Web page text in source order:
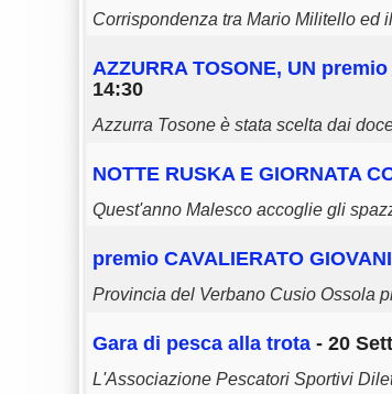
Corrispondenza tra Mario Militello ed
AZZURRA TOSONE, UN premio
14:30
Azzurra Tosone è stata scelta dai
NOTTE RUSKA E GIORNATA
Quest'anno Malesco accoglie gli
premio CAVALIERATO
Provincia del Verbano Cusio Ossola
Gara di pesca alla trota - 20
L'Associazione Pescatori Sportivi